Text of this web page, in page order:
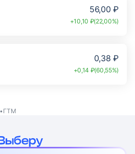
56,00 ₽
+10,10 ₽(22,00%)
0,38 ₽
+0,14 ₽(60,55%)
ГТМ